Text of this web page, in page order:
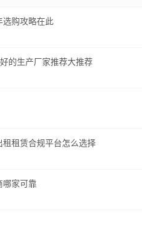
购攻略在此
的生产厂家推荐大推荐
租赁合规平台怎么选择
哪家可靠